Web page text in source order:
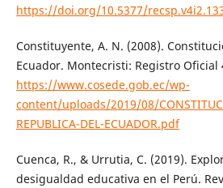
https://doi.org/10.5377/
Constituyente, A. N. (2008).
Ecuador. Montecristi: Registro Oficial
https://www.cosede.gob.ec/wp-
content/uploads/2019/08/
REPUBLICA-DEL-ECUADOR.pdf
Cuenca, R., & Urrutia, C. (2019).
desigualdad educativa en el Perú.